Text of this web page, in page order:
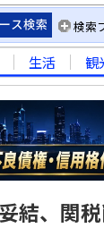
検索
生活 観
結、関